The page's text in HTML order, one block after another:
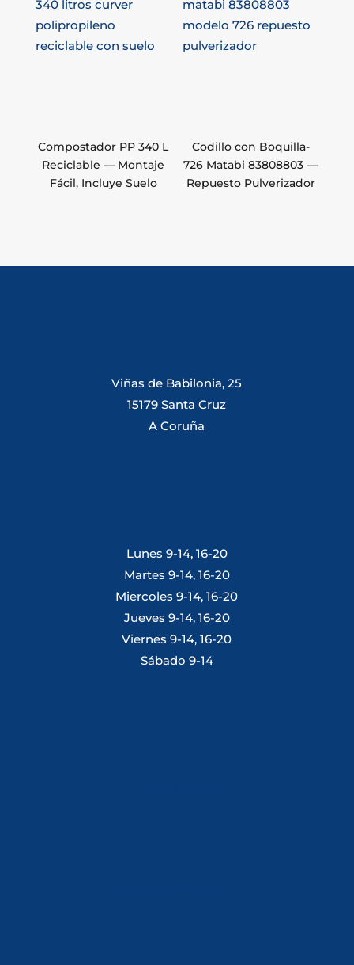
Compostador PP 340 L
Reciclable — Montaje
Fácil, Incluye Suelo
Codillo con Boquilla-
726 Matabi 83808803 —
Repuesto Pulverizador
Viñas de Babilonia, 25
15179 Santa Cruz
A Coruña
Lunes 9-14, 16-20
Martes 9-14, 16-20
Miercoles 9-14, 16-20
Jueves 9-14, 16-20
Viernes 9-14, 16-20
Sábado 9-14